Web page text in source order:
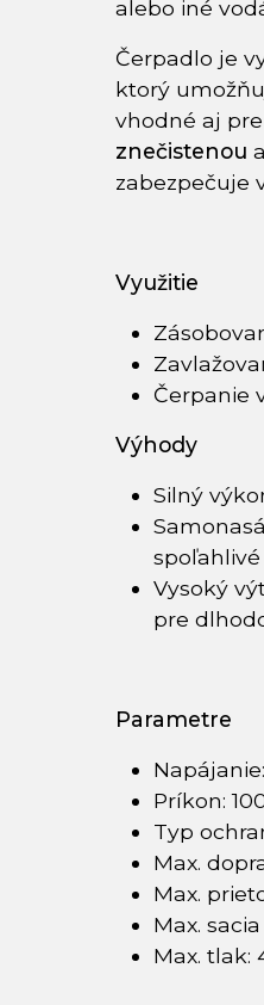
alebo iné
Čerpadlo je
ktorý
vhodné aj
znečistenou
zabezpečuje
Využitie
Čerpanie
Výhody
Silný
Vysoký
pre
Parametre
Príkon:
Typ
Max.
Max.
Max.
Max. tlak: